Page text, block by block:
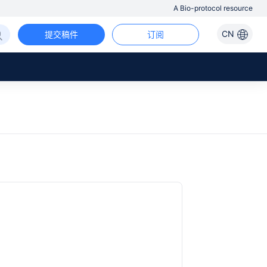
A Bio-protocol resource
CN
订阅
提交稿件